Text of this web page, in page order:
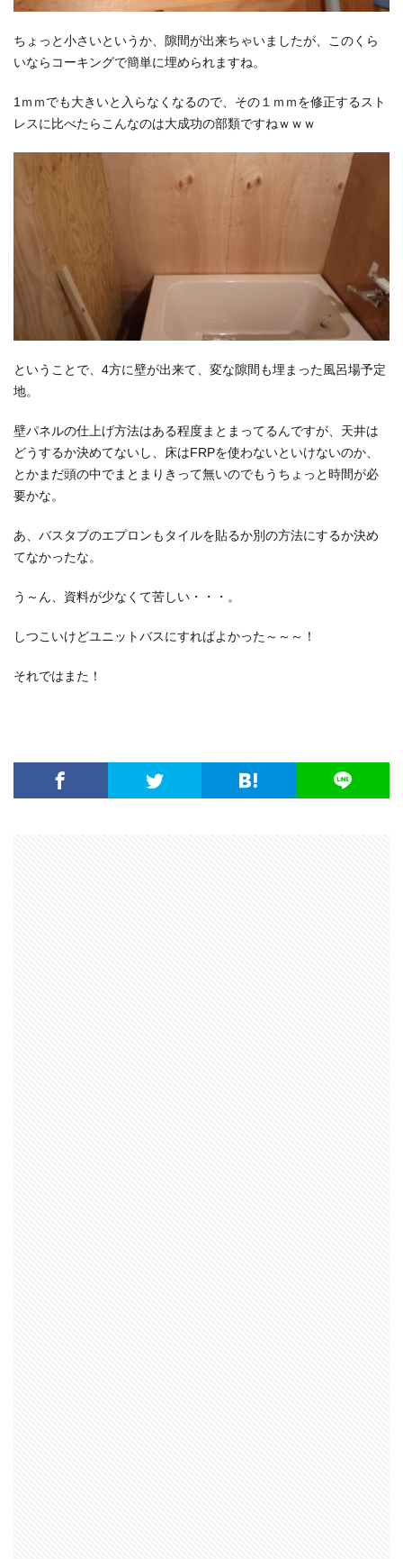
ちょっと小さいというか、隙間が出来ちゃいましたが、このくら
いならコーキングで簡単に埋められますね。
1ｍｍでも大きいと入らなくなるので、その１ｍｍを修正するスト
レスに比べたらこんなのは大成功の部類ですねｗｗｗ
ということで、4方に壁が出来て、変な隙間も埋まった風呂場予定
地。
壁パネルの仕上げ方法はある程度まとまってるんですが、天井は
どうするか決めてないし、床はFRPを使わないといけないのか、
とかまだ頭の中でまとまりきって無いのでもうちょっと時間が必
要かな。
あ、バスタブのエプロンもタイルを貼るか別の方法にするか決め
てなかったな。
う～ん、資料が少なくて苦しい・・・。
しつこいけどユニットバスにすればよかった～～～！
それではまた！